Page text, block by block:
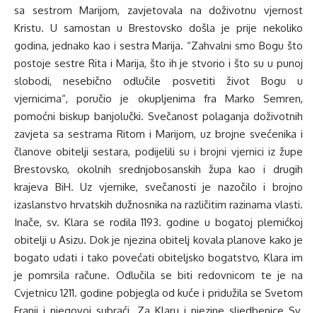
sa sestrom Marijom, zavjetovala na doživotnu vjernost
Kristu. U samostan u Brestovsko došla je prije nekoliko
godina, jednako kao i sestra Marija. “Zahvalni smo Bogu što
postoje sestre Rita i Marija, što ih je stvorio i što su u punoj
slobodi, nesebično odlučile posvetiti život Bogu u
vjernicima“, poručio je okupljenima fra Marko Semren,
pomoćni biskup banjolučki. Svečanost polaganja doživotnih
zavjeta sa sestrama Ritom i Marijom, uz brojne svećenika i
članove obitelji sestara, podijelili su i brojni vjernici iz župe
Brestovsko, okolnih srednjobosanskih župa kao i drugih
krajeva BiH. Uz vjernike, svečanosti je nazočilo i brojno
izaslanstvo hrvatskih dužnosnika na različitim razinama vlasti.
Inače, sv. Klara se rodila 1193. godine u bogatoj plemićkoj
obitelji u Asizu. Dok je njezina obitelj kovala planove kako je
bogato udati i tako povećati obiteljsko bogatstvo, Klara im
je pomrsila račune. Odlučila se biti redovnicom te je na
Cvjetnicu 1211. godine pobjegla od kuće i pridužila se Svetom
Franji i njegovoj subraći. Za Klaru i njezine sljedbenice Sv.